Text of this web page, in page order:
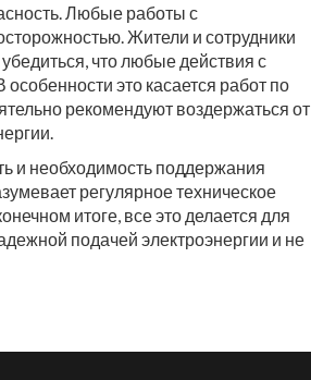
Любые работы с
Жители и сотрудники
что любые действия с
это касается работ по
рекомендуют воздержаться от
и необходимость поддержания
регулярное техническое
итоге, все это делается для
подачей электроэнергии и не